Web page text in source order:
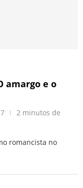
amargo e o
2 minutos de
romancista no